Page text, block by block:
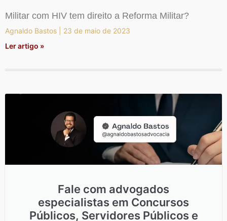
Militar com HIV tem direito a Reforma Militar?
Agnaldo Bastos
23 de maio de 2023
Ler artigo »
Fale com advogados
especialistas em Concursos
Públicos, Servidores Públicos e